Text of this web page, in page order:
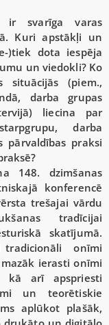
ir svarīga varas
Kuri apstākļi un
)tiek dota iespēja
un viedokli? Ko
situācijās (piem.,
darba grupas
liecina par
darba
pārvaldības praksi
148. dzimšanas
konferencē
trešajai vārdu
tradīcijai
skatījumā.
tradicionāli onīmi
ierasti onīmi
kā arī apspriesti
un teorētiskie
aplūkot plašāk,